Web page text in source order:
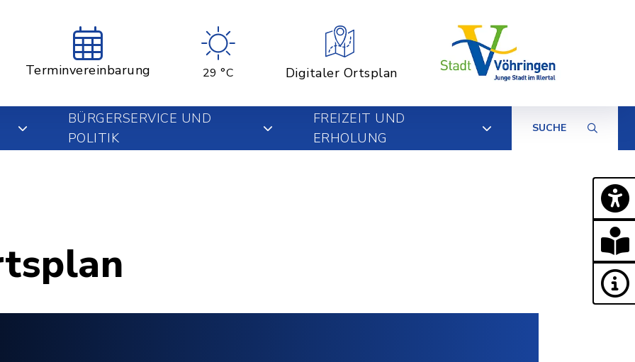
Terminvereinbarung 29 °C Digitaler Ortsplan
BÜRGERSERVICE UND
POLITIK
FREIZEIT UND
ERHOLUNG
SUCHE